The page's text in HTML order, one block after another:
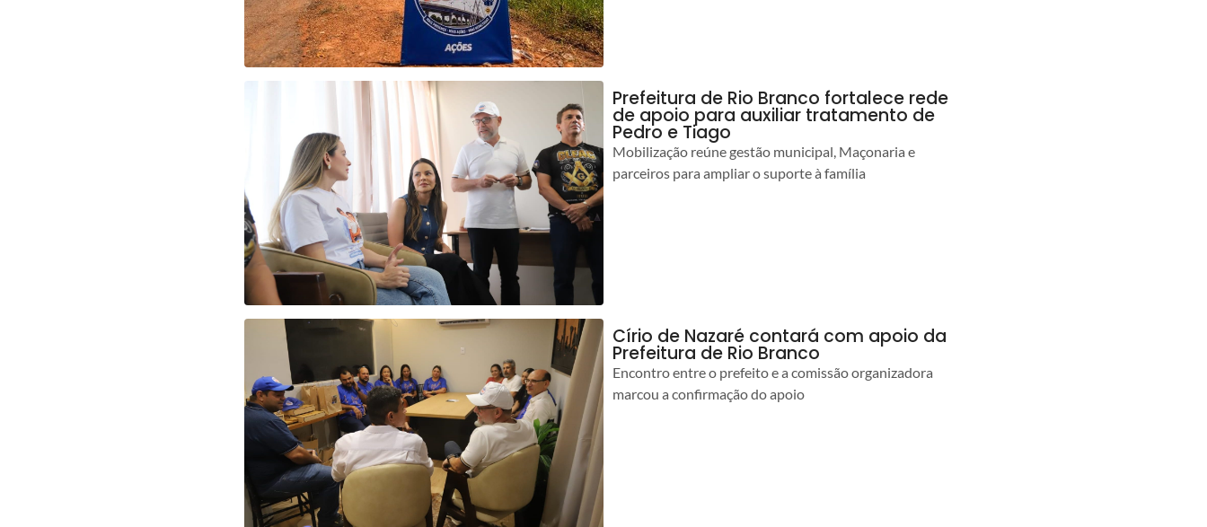
Prefeitura de Rio Branco fortalece rede
de apoio para auxiliar tratamento de
Pedro e Tiago
Mobilização reúne gestão municipal, Maçonaria e
parceiros para ampliar o suporte à família
Círio de Nazaré contará com apoio da
Prefeitura de Rio Branco
Encontro entre o prefeito e a comissão organizadora
marcou a confirmação do apoio